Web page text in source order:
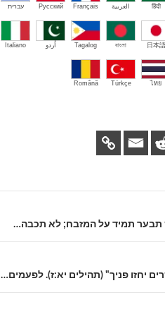
हिंदी العربية Français
Русский עברית
日本語
বাংলা
Tagalog اُردو Italiano
ไทย
Türkçe
Română
תבער תמיד על המזבח; לא תכבה…
יחזו פניך" (תהילים יא:ז). לפעמים…